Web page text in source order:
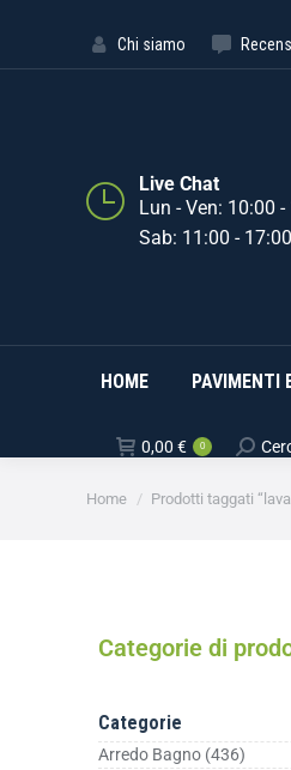
Chi siamo
Live Chat
Lun - Ven: 10:00 -
Sab: 11:00 - 17:00
HOME PAVIMENTI
0,00 € 0
Tu sei qui:
Home Prodotti taggati
Categorie di
Categorie
Arredo Bagno (436)